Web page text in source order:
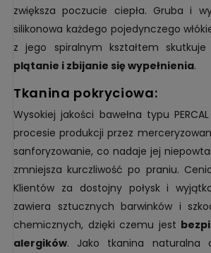
zwiększa poczucie ciepła. Gruba i
silikonowa każdego pojedynczego
z jego spiralnym kształtem
plątanie i zbijanie się wypełnienia.
tkanina pokryciowa:
Wysokiej jakości bawełna typu
procesie produkcji przez
sanforyzowanie, co nadaje jej
zmniejsza kurczliwość po praniu.
Klientów za dostojny połysk i
zawiera sztucznych barwinków i
chemicznych, dzięki czemu jest
alergików. Jako tkanina naturalna